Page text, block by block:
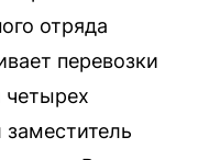
отряда
перевозки
четырех